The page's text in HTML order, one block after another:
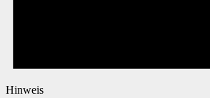
Hinweis